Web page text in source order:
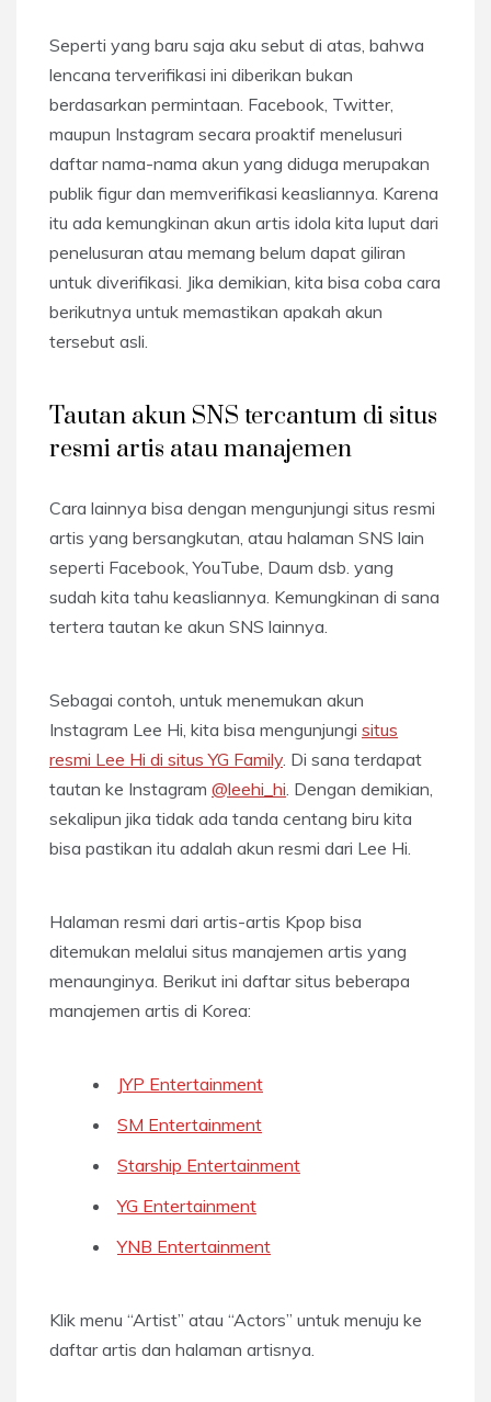
Seperti yang baru saja aku sebut di atas, bahwa
lencana terverifikasi ini diberikan bukan
berdasarkan permintaan. Facebook, Twitter,
maupun Instagram secara proaktif menelusuri
daftar nama-nama akun yang diduga merupakan
publik figur dan memverifikasi keasliannya. Karena
itu ada kemungkinan akun artis idola kita luput dari
penelusuran atau memang belum dapat giliran
untuk diverifikasi. Jika demikian, kita bisa coba cara
berikutnya untuk memastikan apakah akun
tersebut asli.
Tautan akun SNS tercantum di situs
resmi artis atau manajemen
Cara lainnya bisa dengan mengunjungi situs resmi
artis yang bersangkutan, atau halaman SNS lain
seperti Facebook, YouTube, Daum dsb. yang
sudah kita tahu keasliannya. Kemungkinan di sana
tertera tautan ke akun SNS lainnya.
Sebagai contoh, untuk menemukan akun
Instagram Lee Hi, kita bisa mengunjungi situs
resmi Lee Hi di situs YG Family . Di sana terdapat
tautan ke Instagram @leehi_hi . Dengan demikian,
sekalipun jika tidak ada tanda centang biru kita
bisa pastikan itu adalah akun resmi dari Lee Hi.
Halaman resmi dari artis-artis Kpop bisa
ditemukan melalui situs manajemen artis yang
menaunginya. Berikut ini daftar situs beberapa
manajemen artis di Korea:
JYP Entertainment
SM Entertainment
Starship Entertainment
YG Entertainment
YNB Entertainment
Klik menu “Artist” atau “Actors” untuk menuju ke
daftar artis dan halaman artisnya.